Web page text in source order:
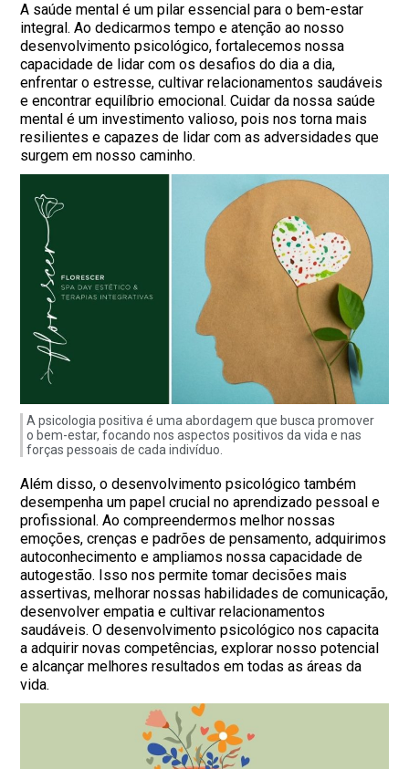
A saúde mental é um pilar essencial para o bem-estar
integral. Ao dedicarmos tempo e atenção ao nosso
desenvolvimento psicológico, fortalecemos nossa
capacidade de lidar com os desafios do dia a dia,
enfrentar o estresse, cultivar relacionamentos saudáveis
e encontrar equilíbrio emocional. Cuidar da nossa saúde
mental é um investimento valioso, pois nos torna mais
resilientes e capazes de lidar com as adversidades que
surgem em nosso caminho.
A psicologia positiva é uma abordagem que busca promover
o bem-estar, focando nos aspectos positivos da vida e nas
forças pessoais de cada indivíduo.
Além disso, o desenvolvimento psicológico também
desempenha um papel crucial no aprendizado pessoal e
profissional. Ao compreendermos melhor nossas
emoções, crenças e padrões de pensamento, adquirimos
autoconhecimento e ampliamos nossa capacidade de
autogestão. Isso nos permite tomar decisões mais
assertivas, melhorar nossas habilidades de comunicação,
desenvolver empatia e cultivar relacionamentos
saudáveis. O desenvolvimento psicológico nos capacita
a adquirir novas competências, explorar nosso potencial
e alcançar melhores resultados em todas as áreas da
vida.